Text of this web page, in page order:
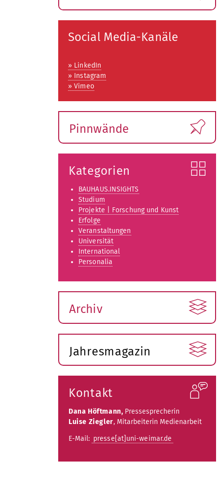
s
k
Social Media-Kanäle
» LinkedIn
» Instagram
» Vimeo
Pinnwände
Kategorien
BAUHAUS.INSIGHTS
Studium
Projekte | Forschung und Kunst
Erfolge
Veranstaltungen
Universität
International
Personalia
Archiv
Jahresmagazin
Kontakt
Dana Höftmann, Pressesprecherin
Luise Ziegler, Mitarbeiterin Medienarbeit
E-Mail: presse[at]uni-weimar.de